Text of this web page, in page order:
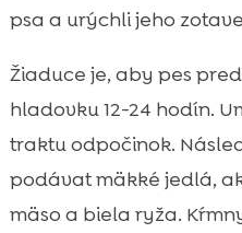
psa a urýchli jeho
Žiaduce je, aby pes
hladovku 12-24 hodín.
traktu odpočinok.
podávat mäkké jedlá,
mäso a biela ryža.